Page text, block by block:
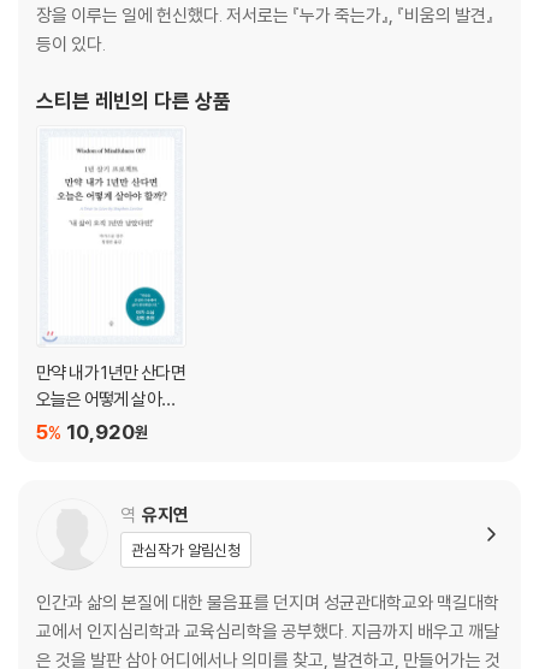
장을 이루는 일에 헌신했다. 저서로는 『누가 죽는가』, 『비움의 발견』
등이 있다.
스티븐 레빈의 다른 상품
만약 내가 1년만 산다면
오늘은 어떻게 살아야
할까?10,920원
5%
역 유지연
관심작가 알림신청
인간과 삶의 본질에 대한 물음표를 던지며 성균관대학교와 맥길대학
교에서 인지심리학과 교육심리학을 공부했다. 지금까지 배우고 깨달
은 것을 발판 삼아 어디에서나 의미를 찾고, 발견하고, 만들어가는 것